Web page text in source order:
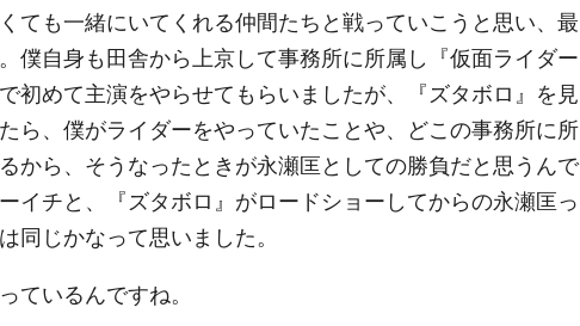
ても一緒にいてくれる仲間たちと戦っていこうと思い、最
僕自身も田舎から上京して事務所に所属し『仮面ライダー
初めて主演をやらせてもらいましたが、『ズタボロ』を見
ら、僕がライダーをやっていたことや、どこの事務所に所
から、そうなったときが永瀬匡としての勝負だと思うんで
イチと、『ズタボロ』がロードショーしてからの永瀬匡っ
同じかなって思いました。
いるんですね。